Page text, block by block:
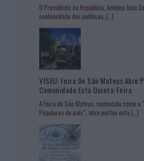
O Presidente da República, António José
continuidade das políticas, […]
VISEU: Feira De São Mateus Abre
Comunidade Esta Quinta-Feira
A Feira de São Mateus, conhecida como a
Populares do país”, abre portas esta […]